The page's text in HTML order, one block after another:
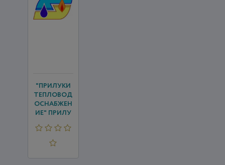
"ПРИЛУКИ
ТЕПЛОВОД
ОСНАБЖЕН
ИЕ" ПРИЛУ
КСКОГО ГОР
ОДСКОГО С
ОВЕТА ЧЕ...